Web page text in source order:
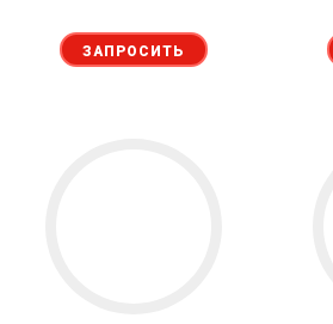
ЗАПРОСИТЬ